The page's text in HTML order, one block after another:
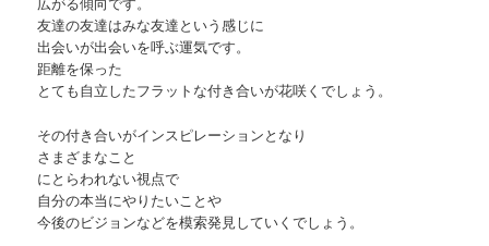
友達の友達はみな友達という感じに
出会いが出会いを呼ぶ運気です。
距離を保った
とても自立したフラットな付き合いが花咲くでしょう。
その付き合いがインスピレーションとなり
さまざまなこと
にとらわれない視点で
自分の本当にやりたいことや
今後のビジョンなどを模索発見していくでしょう。